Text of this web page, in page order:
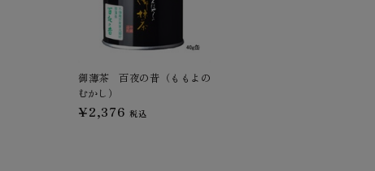
御薄茶 百夜の昔（ももよの
むかし）
¥2,376税込